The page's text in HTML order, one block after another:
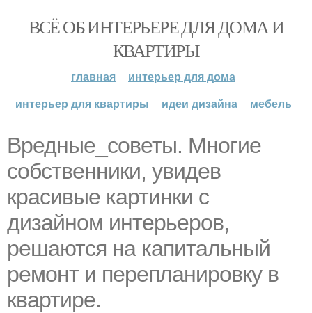
ВСЁ ОБ ИНТЕРЬЕРЕ ДЛЯ ДОМА И
КВАРТИРЫ
главная
интерьер для дома
интерьер для квартиры
идеи дизайна мебель
Вредные_советы. Многие
собственники, увидев
красивые картинки с
дизайном интерьеров,
решаются на капитальный
ремонт и перепланировку в
квартире.